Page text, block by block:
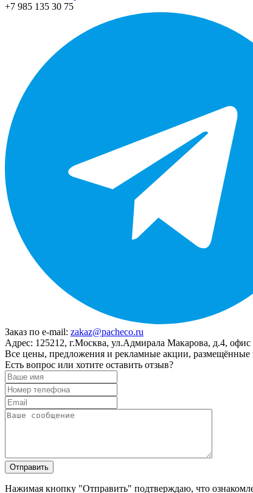
+7 985 135 30 75
Заказ по e-mail: zakaz@pacheco.ru
Адрес: 125212, г.Москва, ул.Адмирала Макарова, д.4, офис
Все цены, предложения и рекламные акции, размещённые
Есть вопрос или хотите оставить отзыв?
Нажимая кнопку "Отправить" подтверждаю, что